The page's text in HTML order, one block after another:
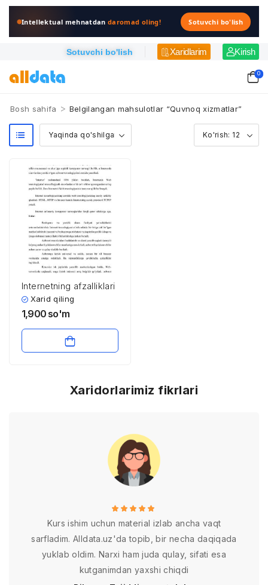
Intellektual mehnatdandaromad oling! Sotuvchi bo'lish
Sotuvchi bo'lish Xaridlarim Kirish
0
Bosh sahifa > Belgilangan mahsulotlar “Quvnoq xizmatlar”
Internetning afzalliklari
Xarid qiling
1,900 so'm
Xaridorlarimiz fikrlari
Kurs ishim uchun material izlab ancha vaqt
sarfladim. Alldata.uz'da topib, bir necha daqiqada
yuklab oldim. Narxi ham juda qulay, sifati esa
kutganimdan yaxshi chiqdi